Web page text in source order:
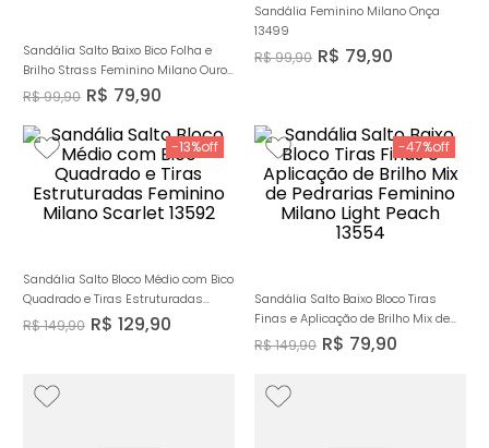
Sandália Salto Baixo Bico Folha e
Brilho Strass Feminino Milano Ouro
Light 13499
R$99,90 R$ 79,90
Sandália Feminino Milano Onça
13499
R$99,90 R$ 79,90
-13%
Sandália Salto Bloco Médio com Bico
Quadrado e Tiras Estruturadas
Feminino Milano Scarlet 13592
R$149,90 R$ 129,90
-47%
Sandália Salto Baixo Bloco Tiras
Finas e Aplicação de Brilho Mix de
Pedrarias Feminino Milano Light
Peach 13554
R$149,90 R$ 79,90